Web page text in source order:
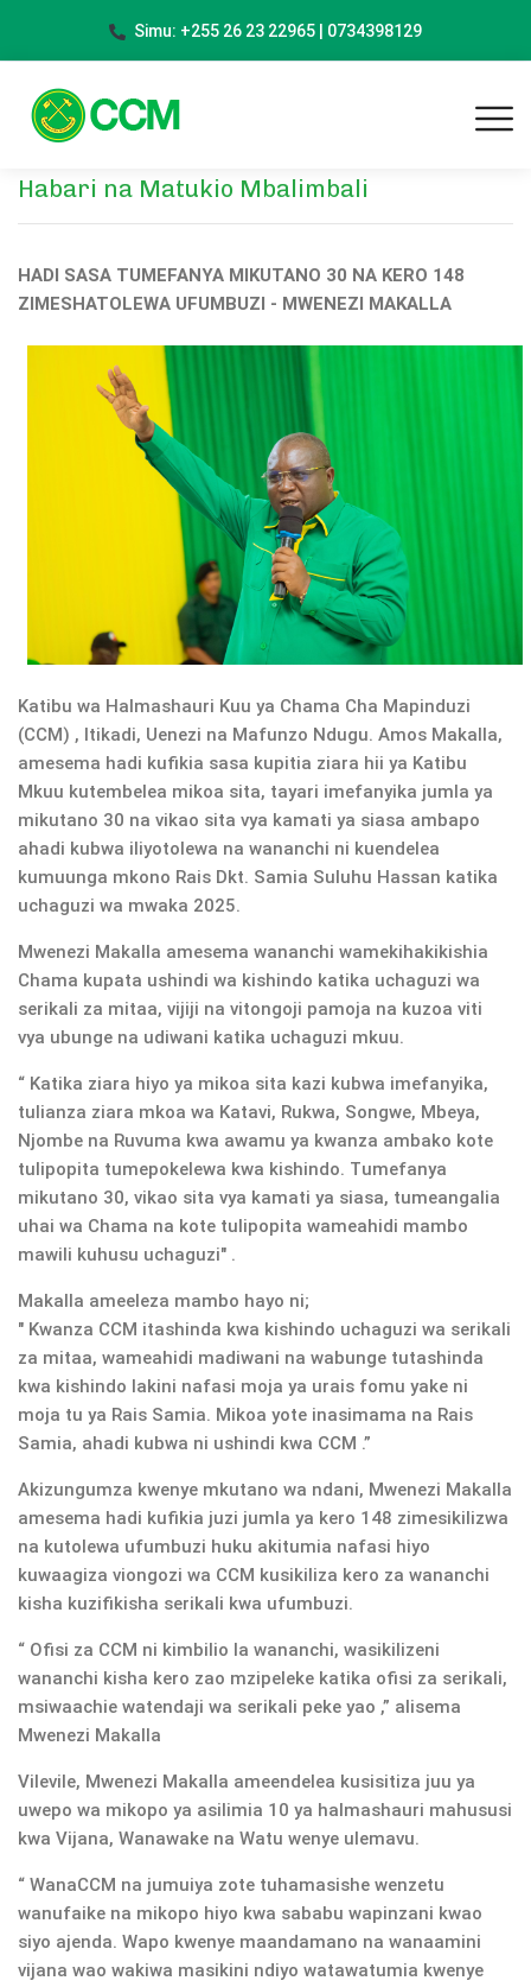
Simu: +255 26 23 22965 | 0734398129
Habari na Matukio Mbalimbali
HADI SASA TUMEFANYA MIKUTANO 30 NA KERO 148
ZIMESHATOLEWA UFUMBUZI - MWENEZI MAKALLA
Katibu wa Halmashauri Kuu ya Chama Cha Mapinduzi
(CCM) , Itikadi, Uenezi na Mafunzo Ndugu. Amos Makalla,
amesema hadi kufikia sasa kupitia ziara hii ya Katibu
Mkuu kutembelea mikoa sita, tayari imefanyika jumla ya
mikutano 30 na vikao sita vya kamati ya siasa ambapo
ahadi kubwa iliyotolewa na wananchi ni kuendelea
kumuunga mkono Rais Dkt. Samia Suluhu Hassan katika
uchaguzi wa mwaka 2025.
Mwenezi Makalla amesema wananchi wamekihakikishia
Chama kupata ushindi wa kishindo katika uchaguzi wa
serikali za mitaa, vijiji na vitongoji pamoja na kuzoa viti
vya ubunge na udiwani katika uchaguzi mkuu.
“ Katika ziara hiyo ya mikoa sita kazi kubwa imefanyika,
tulianza ziara mkoa wa Katavi, Rukwa, Songwe, Mbeya,
Njombe na Ruvuma kwa awamu ya kwanza ambako kote
tulipopita tumepokelewa kwa kishindo. Tumefanya
mikutano 30, vikao sita vya kamati ya siasa, tumeangalia
uhai wa Chama na kote tulipopita wameahidi mambo
mawili kuhusu uchaguzi" .
Makalla ameeleza mambo hayo ni;
" Kwanza CCM itashinda kwa kishindo uchaguzi wa serikali
za mitaa, wameahidi madiwani na wabunge tutashinda
kwa kishindo lakini nafasi moja ya urais fomu yake ni
moja tu ya Rais Samia. Mikoa yote inasimama na Rais
Samia, ahadi kubwa ni ushindi kwa CCM .”
Akizungumza kwenye mkutano wa ndani, Mwenezi Makalla
amesema hadi kufikia juzi jumla ya kero 148 zimesikilizwa
na kutolewa ufumbuzi huku akitumia nafasi hiyo
kuwaagiza viongozi wa CCM kusikiliza kero za wananchi
kisha kuzifikisha serikali kwa ufumbuzi.
“ Ofisi za CCM ni kimbilio la wananchi, wasikilizeni
wananchi kisha kero zao mzipeleke katika ofisi za serikali,
msiwaachie watendaji wa serikali peke yao ,” alisema
Mwenezi Makalla
Vilevile, Mwenezi Makalla ameendelea kusisitiza juu ya
uwepo wa mikopo ya asilimia 10 ya halmashauri mahususi
kwa Vijana, Wanawake na Watu wenye ulemavu.
“ WanaCCM na jumuiya zote tuhamasishe wenzetu
wanufaike na mikopo hiyo kwa sababu wapinzani kwao
siyo ajenda. Wapo kwenye maandamano na wanaamini
vijana wao wakiwa masikini ndiyo watawatumia kwenye